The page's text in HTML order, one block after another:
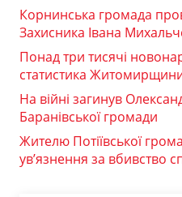
Корнинська громада
Захисника Івана
Понад три тисячі
статистика
На війні загинув
Баранівської громади
Жителю Потіївської
ув’язнення за вбивство